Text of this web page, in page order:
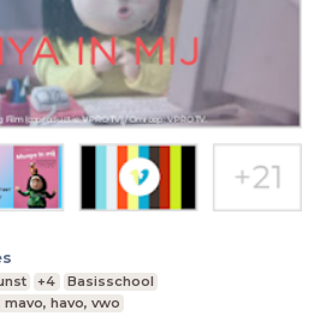
+4
Basisschool
mavo, havo, vwo